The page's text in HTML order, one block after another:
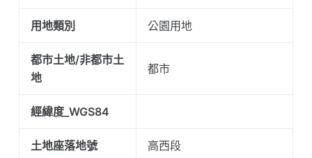
用地類別 公園用地
都市土地/非都市土
地
都市
經緯度_WGS84
土地座落地號 高西段